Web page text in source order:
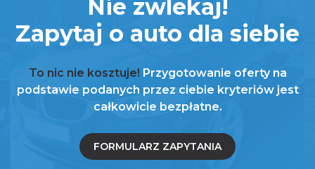
Nie zwlekaj!
Zapytaj o auto dla siebie
To nic nie kosztuje! Przygotowanie oferty na
podstawie podanych przez ciebie kryteriów jest
całkowicie bezpłatne.
FORMULARZ ZAPYTANIA